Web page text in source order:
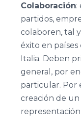
Colaboración:
partidos,
colaboren, tal
éxito en países
Italia. Deben
general, por
particular. Por
creación de